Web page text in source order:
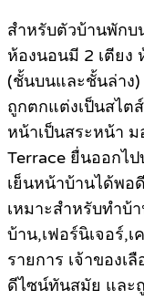
สำหรับตัวบ้านพักบ
ห้องนอนมี 2 เตียง
(ชั้นบนและชั้นล่าง)
ถูกตกแต่งเป็นสไต
หน้าเป็นสระหน้า ม
Terrace ยื่นออกไ
เย็นหน้าบ้านได้พอดี
เหมาะสำหรับทำบ้
บ้าน,เฟอร์นิเจอร์,
รายการ เจ้าของ
ดีไซน์ทันสมัย และ